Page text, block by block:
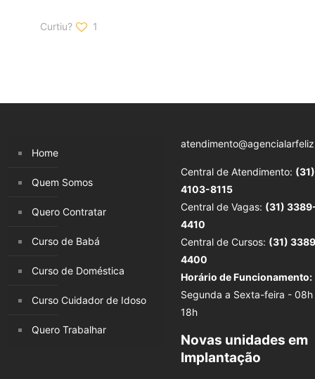
Curtiu? 1
Home
Quem Somos
Quero Contratar
Curso de Babá
Curso de Doméstica
Curso Cuidador de Idoso
Quero Trabalhar
Central de Atendimento: (31)
4103-8115
Central de Vagas: (31)
4410
Central de Cursos: (31)
4400
Horário de Funcionamento:
Segunda a Sexta-feira - 08h
18h
Novas unidades em
Implantação